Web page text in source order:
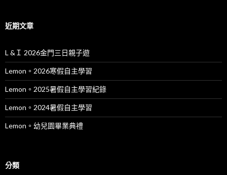
近期文章
L &Ｉ 2026金門三日親子遊
Lemon。2026寒假自主學習
Lemon。2025暑假自主學習紀錄
Lemon。2024暑假自主學習
Lemon。幼兒園畢業典禮
分類